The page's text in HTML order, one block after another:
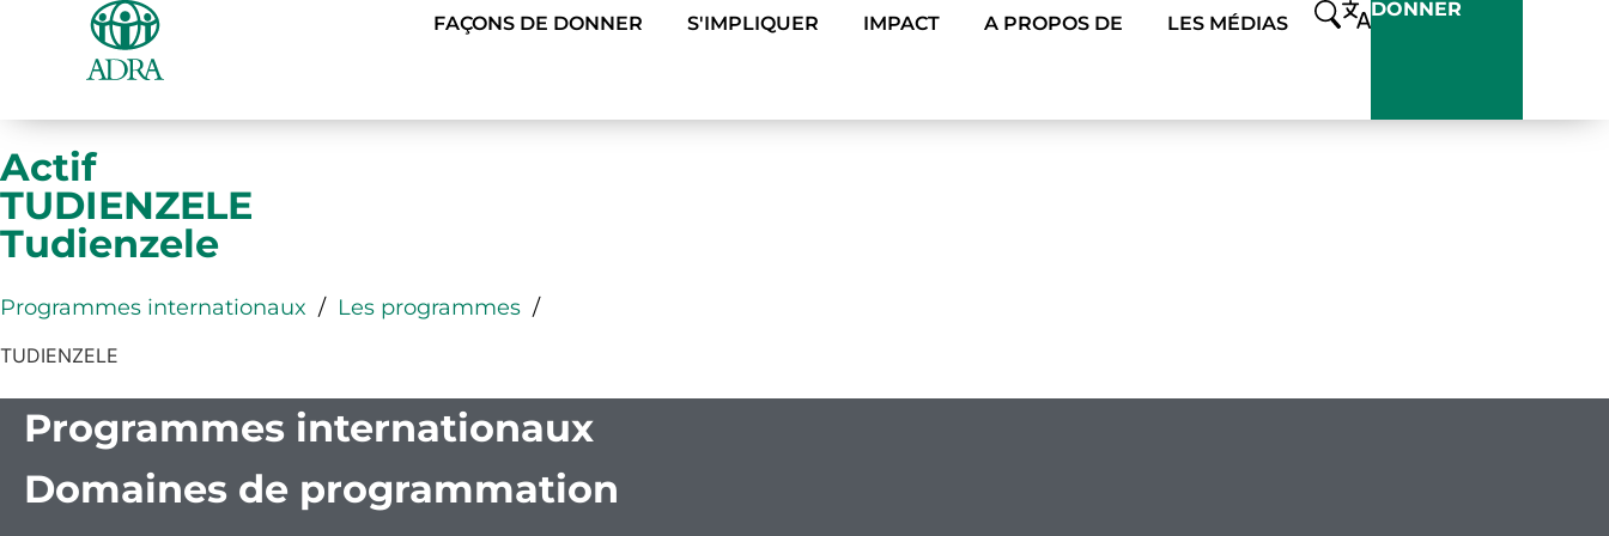
FAÇONS DE DONNER S'IMPLIQUER IMPACT A PROPOS DE LES MÉDIAS
DONNER
Actif
TUDIENZELE
Tudienzele
Programmes internationaux / Les programmes /
TUDIENZELE
Programmes internationaux
Domaines de programmation